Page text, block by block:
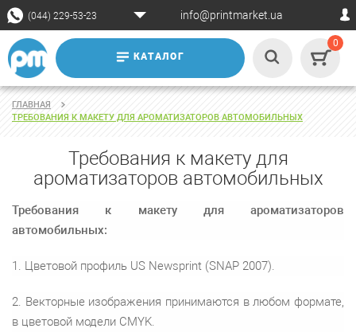
(044) 229-53-23 info@printmarket.ua
КАТАЛОГ
0
ГЛАВНАЯ
ТРЕБОВАНИЯ К МАКЕТУ ДЛЯ АРОМАТИЗАТОРОВ АВТОМОБИЛЬНЫХ
Требования к макету для
ароматизаторов автомобильных
Требования к макету для ароматизаторов
автомобильных:
1. Цветовой профиль US Newsprint (SNAP 2007).
2. Векторные изображения принимаются в любом формате,
в цветовой модели CMYK.